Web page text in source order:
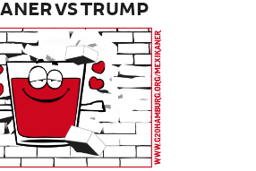
VS TRUMP